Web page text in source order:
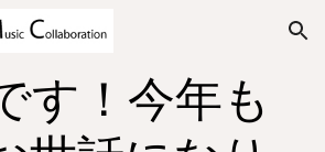
Skip to navigation
す！今年も